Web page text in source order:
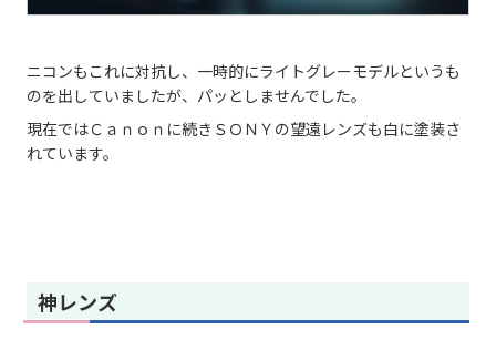
ニコンもこれに対抗し、一時的にライトグレーモデルというも
のを出していましたが、パッとしませんでした。
現在ではＣａｎｏｎに続きＳＯＮＹの望遠レンズも白に塗装さ
れています。
神レンズ